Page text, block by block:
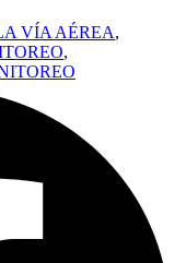
VÍA AÉREA,
,